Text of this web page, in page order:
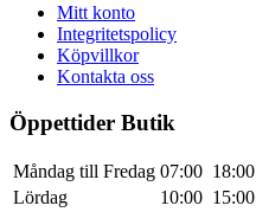
Mitt konto
Integritetspolicy
Köpvillkor
Kontakta oss
Öppettider Butik
Måndag till Fredag 07:00 18:00
Lördag
10:00 15:00